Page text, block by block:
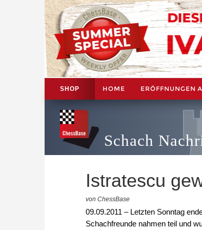
SHOP HOME ERÖFFNUNGEN
Schach
Istratescu
von ChessBase
09.09.2011 – Letzten Sonntag
Schachfreunde nahmen teil und